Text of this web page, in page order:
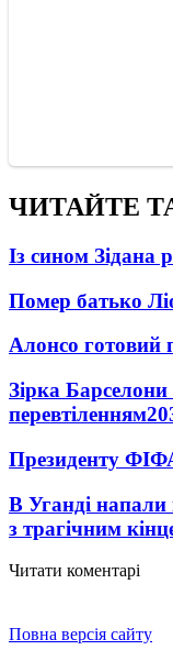
ЧИТАЙТЕ
Із сином Зідана
Помер батько
Алонсо готовий
Зірка
перевтіленням
Президенту
В Уганді напали
з трагічним
Читати коментарі
Повна версія сайту